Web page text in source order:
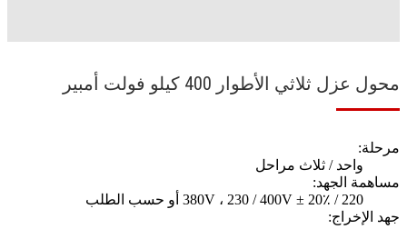
محول عزل ثلاثي الأطوار 400 كيلو فولت أمبير
مرحلة:
واحد / ثلاث مراحل
مساهمة الجهد:
220 / 380V ، 230 / 400V ± 20٪ أو حسب الطلب
جهد الإخراج: